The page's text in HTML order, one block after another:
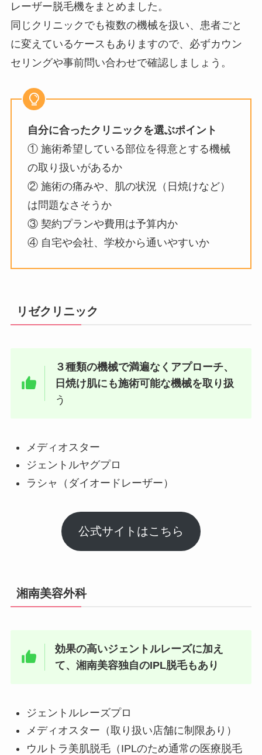
レーザー脱毛機をまとめました。
同じクリニックでも複数の機械を扱い、患者ごと
に変えているケースもありますので、必ずカウン
セリングや事前問い合わせで確認しましょう。
自分に合ったクリニックを選ぶポイント
① 施術希望している部位を得意とする機械
の取り扱いがあるか
② 施術の痛みや、肌の状況（日焼けなど）
は問題なさそうか
③ 契約プランや費用は予算内か
④ 自宅や会社、学校から通いやすいか
リゼクリニック
３種類の機械で満遍なくアプローチ、
日焼け肌にも施術可能な機械を取り扱
う
メディオスター
ジェントルヤグプロ
ラシャ（ダイオードレーザー）
公式サイトはこちら
湘南美容外科
効果の高いジェントルレーズに加え
て、湘南美容独自のIPL脱毛もあり
ジェントルレーズプロ
メディオスター（取り扱い店舗に制限あり）
ウルトラ美肌脱毛（IPLのため通常の医療脱毛